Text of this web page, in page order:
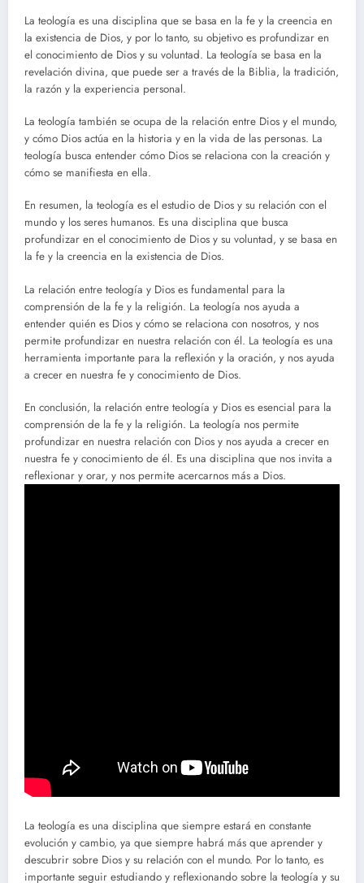
La teología es una disciplina que se basa en la fe y la creencia en
la existencia de Dios, y por lo tanto, su objetivo es profundizar en
el conocimiento de Dios y su voluntad. La teología se basa en la
revelación divina, que puede ser a través de la Biblia, la tradición,
la razón y la experiencia personal.
La teología también se ocupa de la relación entre Dios y el mundo,
y cómo Dios actúa en la historia y en la vida de las personas. La
teología busca entender cómo Dios se relaciona con la creación y
cómo se manifiesta en ella.
En resumen, la teología es el estudio de Dios y su relación con el
mundo y los seres humanos. Es una disciplina que busca
profundizar en el conocimiento de Dios y su voluntad, y se basa en
la fe y la creencia en la existencia de Dios.
La relación entre teología y Dios es fundamental para la
comprensión de la fe y la religión. La teología nos ayuda a
entender quién es Dios y cómo se relaciona con nosotros, y nos
permite profundizar en nuestra relación con él. La teología es una
herramienta importante para la reflexión y la oración, y nos ayuda
a crecer en nuestra fe y conocimiento de Dios.
En conclusión, la relación entre teología y Dios es esencial para la
comprensión de la fe y la religión. La teología nos permite
profundizar en nuestra relación con Dios y nos ayuda a crecer en
nuestra fe y conocimiento de él. Es una disciplina que nos invita a
reflexionar y orar, y nos permite acercarnos más a Dios.
La teología es una disciplina que siempre estará en constante
evolución y cambio, ya que siempre habrá más que aprender y
descubrir sobre Dios y su relación con el mundo. Por lo tanto, es
importante seguir estudiando y reflexionando sobre la teología y su